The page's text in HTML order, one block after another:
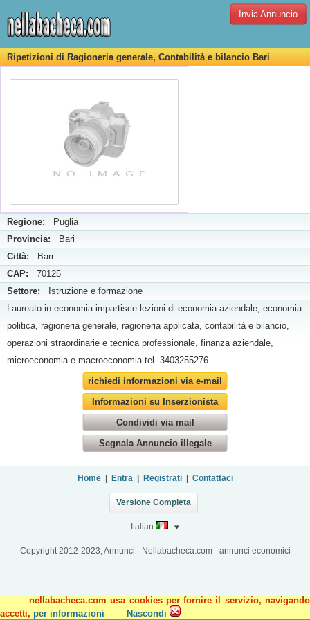
nellabacheca.com usa cookies per fornire il servizio, navigando
accetti, per informazioni Nascondi
Invia Annuncio
Ripetizioni di Ragioneria generale, Contabilità e bilancio Bari
Regione: Puglia
Provincia: Bari
Città: Bari
CAP: 70125
Settore: Istruzione e formazione
Laureato in economia impartisce lezioni di economia aziendale, economia
politica, ragioneria generale, ragioneria applicata, contabilità e bilancio,
operazioni straordinarie e tecnica professionale, finanza aziendale,
microeconomia e macroeconomia tel. 3403255276
richiedi informazioni via e-mail
Informazioni su Inserzionista
Condividi via mail
Segnala Annuncio illegale
Home| Entra Registrati| Contattaci
Versione Completa
Italian
Copyright 2012-2023, Annunci - Nellabacheca.com - annunci economici